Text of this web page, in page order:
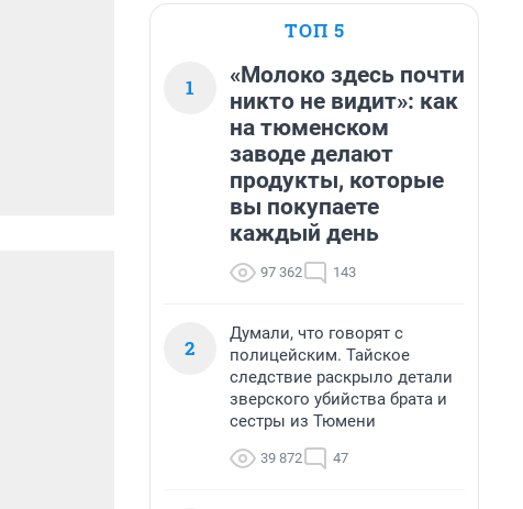
ТОП 5
1
«Молоко здесь почти
никто не видит»: как
на тюменском
заводе делают
продукты, которые
вы покупаете
каждый день
97 362 143
2
Думали, что говорят с
полицейским. Тайское
следствие раскрыло детали
зверского убийства брата и
сестры из Тюмени
39 872 47